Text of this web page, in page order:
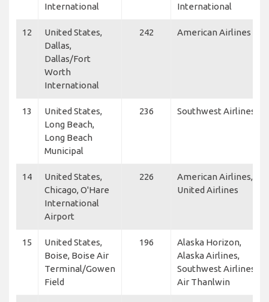
International
International
12
United States,
Dallas,
Dallas/Fort
Worth
International
242 American Airlines
13
United States,
Long Beach,
Long Beach
Municipal
236 Southwest Airlines
14
United States,
Chicago, O'Hare
International
Airport
226
American Airlines,
United Airlines
15
United States,
Boise, Boise Air
Terminal/Gowen
Field
196
Alaska Horizon,
Alaska Airlines,
Southwest Airlines,
Air Thanlwin